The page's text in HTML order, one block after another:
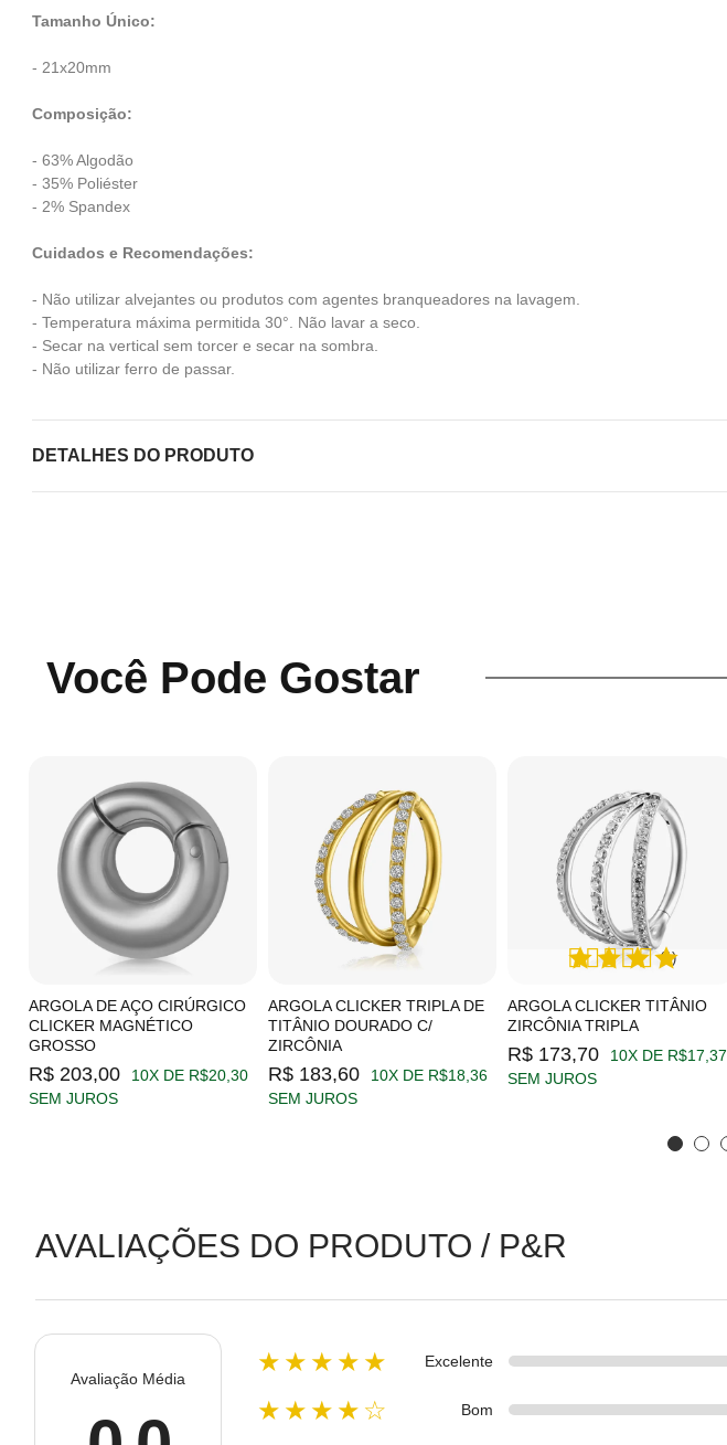
Tamanho Único:
- 21x20mm
Composição:
- 63% Algodão
- 35% Poliéster
- 2% Spandex
Cuidados e Recomendações:
- Não utilizar alvejantes ou produtos com agentes branqueadores na lavagem.
- Temperatura máxima permitida 30°. Não lavar a seco.
- Secar na vertical sem torcer e secar na sombra.
- Não utilizar ferro de passar.
DETALHES DO PRODUTO
Você Pode Gostar
ARGOLA DE AÇO CIRÚRGICO
CLICKER MAGNÉTICO
GROSSO
R$ 203,00
10X DE R$20,30
SEM JUROS
ARGOLA CLICKER TRIPLA DE
TITÂNIO DOURADO C/
ZIRCÔNIA
R$ 183,60
10X DE R$18,36
SEM JUROS
ARGOLA CLICKER TITÂNIO
ZIRCÔNIA TRIPLA
(1)
R$ 173,70
10X DE R$17,37
SEM JUROS
AVALIAÇÕES DO PRODUTO / P&R
Avaliação Média
★★★★★ Excelente
★★★★☆ Bom